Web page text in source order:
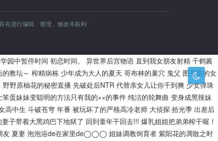
有进行编辑、整理、修改等权利
学园中暂停时间 初恋时间。 异世界后宫物语 直到我女朋友射精 千鹤酱
教坛～ 榨精病栋 少年成为大人的夏天 哥布林的巢穴 鬼父 图书室的女
野野原柚花的秘密直播 先破处后NTR 代替亲女儿让你干到爽 少女弹珠
笨蛋妹妹变聪明的方法只有我的××的事件 纯洁的轮舞曲 变身成黑辣妹
高中生 斗破苍穹 年番 被玩坏了的严格高冷老师 大侦探·拾光季 出差后
妻子带着大黑鸡巴下地狱了 回到童年干回去!!! 爆乳姐姐把弟弟榨干喔！
友 夏妻 泡泡浴de在家里de◯◯◯ 姐妹调教饲育者 紫阳花的凋散之时